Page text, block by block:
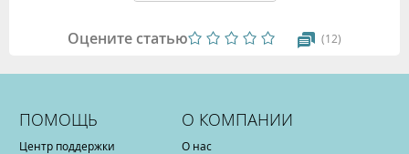
Оцените статью (12)
ПОМОЩЬ
Центр поддержки
О КОМПАНИИ
О нас